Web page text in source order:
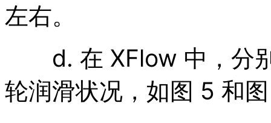
左右。
d. 在 XFlow 中，分别
轮润滑状况，如图 5 和